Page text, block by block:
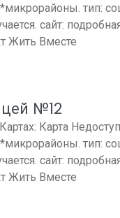
тип:
сайт:
Жить Вместе
№12
Карта
тип:
сайт:
Жить Вместе